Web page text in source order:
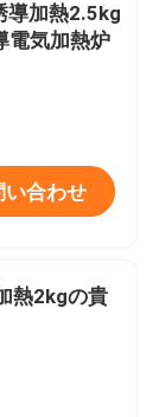
導加熱2.5kg
電気加熱炉
い合わせ
熱2kgの貴